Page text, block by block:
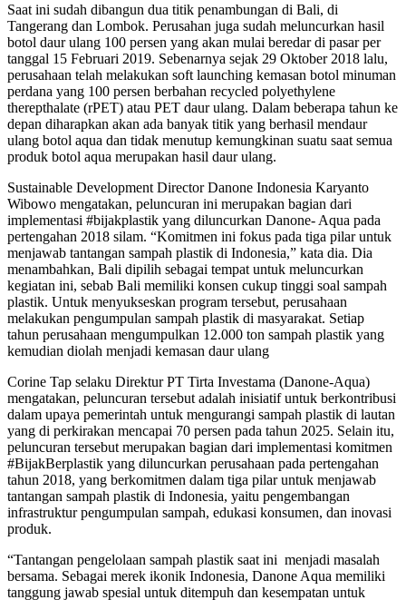
Saat ini sudah dibangun dua titik penambungan di Bali, di
Tangerang dan Lombok. Perusahan juga sudah meluncurkan hasil
botol daur ulang 100 persen yang akan mulai beredar di pasar per
tanggal 15 Februari 2019. Sebenarnya sejak 29 Oktober 2018 lalu,
perusahaan telah melakukan soft launching kemasan botol minuman
perdana yang 100 persen berbahan recycled polyethylene
therepthalate (rPET) atau PET daur ulang. Dalam beberapa tahun ke
depan diharapkan akan ada banyak titik yang berhasil mendaur
ulang botol aqua dan tidak menutup kemungkinan suatu saat semua
produk botol aqua merupakan hasil daur ulang.
Sustainable Development Director Danone Indonesia Karyanto
Wibowo mengatakan, peluncuran ini merupakan bagian dari
implementasi #bijakplastik yang diluncurkan Danone- Aqua pada
pertengahan 2018 silam. “Komitmen ini fokus pada tiga pilar untuk
menjawab tantangan sampah plastik di Indonesia,” kata dia. Dia
menambahkan, Bali dipilih sebagai tempat untuk meluncurkan
kegiatan ini, sebab Bali memiliki konsen cukup tinggi soal sampah
plastik. Untuk menyukseskan program tersebut, perusahaan
melakukan pengumpulan sampah plastik di masyarakat. Setiap
tahun perusahaan mengumpulkan 12.000 ton sampah plastik yang
kemudian diolah menjadi kemasan daur ulang
Corine Tap selaku Direktur PT Tirta Investama (Danone-Aqua)
mengatakan, peluncuran tersebut adalah inisiatif untuk berkontribusi
dalam upaya pemerintah untuk mengurangi sampah plastik di lautan
yang di perkirakan mencapai 70 persen pada tahun 2025. Selain itu,
peluncuran tersebut merupakan bagian dari implementasi komitmen
#BijakBerplastik yang diluncurkan perusahaan pada pertengahan
tahun 2018, yang berkomitmen dalam tiga pilar untuk menjawab
tantangan sampah plastik di Indonesia, yaitu pengembangan
infrastruktur pengumpulan sampah, edukasi konsumen, dan inovasi
produk.
“Tantangan pengelolaan sampah plastik saat ini menjadi masalah
bersama. Sebagai merek ikonik Indonesia, Danone Aqua memiliki
tanggung jawab spesial untuk ditempuh dan kesempatan untuk